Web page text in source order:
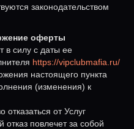
законодательством
оферты
в силу с даты ее
https://vipclubmafia.ru/
настоящего пункта
(изменения) к
отказаться от Услуг
отказ повлечет за собой